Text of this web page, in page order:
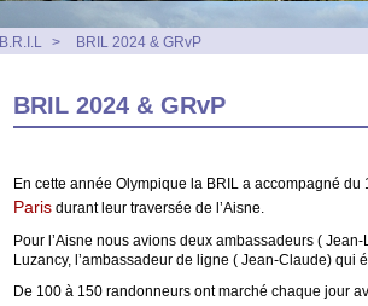
B.R.I.L > BRIL 2024 & GRvP
BRIL 2024 & GRvP
En cette année Olympique la BRIL a accompagné
Paris durant leur traversée de l’Aisne.
Pour l’Aisne nous avions deux ambassadeurs (
Luzancy, l’ambassadeur de ligne ( Jean-Claude) qui
De 100 à 150 randonneurs ont marché chaque jour